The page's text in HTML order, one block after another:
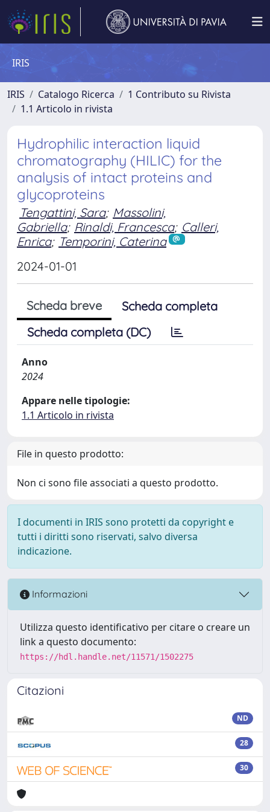
IRIS
IRIS Catalogo Ricerca
1 Contributo su Rivista
1.1 Articolo in rivista
Hydrophilic interaction liquid
chromatography (HILIC) for the
analysis of intact proteins and
glycoproteins
Tengattini, Sara; Massolini,
Gabriella; Rinaldi, Francesca; Calleri,
Enrica; Temporini, Caterina
2024-01-01
Scheda breve
Scheda completa
Scheda completa (DC)
Anno
2024
Appare nelle tipologie:
1.1 Articolo in rivista
File in questo prodotto:
Non ci sono file associati a questo prodotto.
I documenti in IRIS sono protetti da copyright e
tutti i diritti sono riservati, salvo diversa
indicazione.
Informazioni
Utilizza questo identificativo per citare o creare un
link a questo documento:
https://hdl.handle.net/11571/1502275
Citazioni
ND
28
30